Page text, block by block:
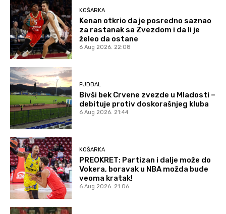
KOŠARKA
Kenan otkrio da je posredno saznao
za rastanak sa Zvezdom i da li je
želeo da ostane
6 Aug 2026. 22:08
FUDBAL
Bivši bek Crvene zvezde u Mladosti –
debituje protiv doskorašnjeg kluba
6 Aug 2026. 21:44
KOŠARKA
PREOKRET: Partizan i dalje može do
Vokera, boravak u NBA možda bude
veoma kratak!
6 Aug 2026. 21:06